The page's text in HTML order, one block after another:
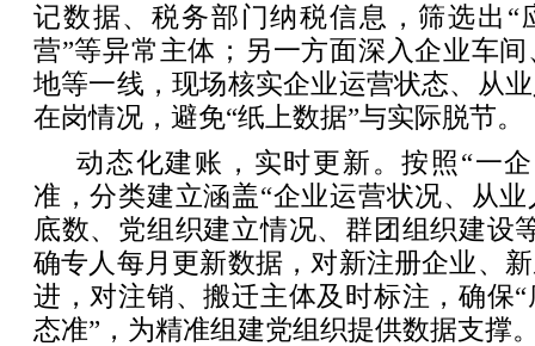
记数据、税务部门纳税信息，筛选出“
营”等异常主体；另一方面深入企业车
地等一线，现场核实企业运营状态、从
在岗情况，避免“纸上数据”与实际脱节。
动态化建账，实时更新。按照“一
准，分类建立涵盖“企业运营状况、从
底数、党组织建立情况、群团组织建设
确专人每月更新数据，对新注册企业、
进，对注销、搬迁主体及时标注，确保
态准”，为精准组建党组织提供数据支撑